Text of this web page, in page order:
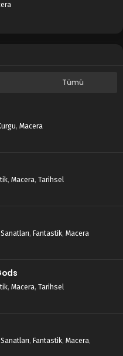
Tümü
, Macera
, Macera, Tarihsel
, Fantastik, Macera
, Macera, Tarihsel
, Fantastik, Macera,